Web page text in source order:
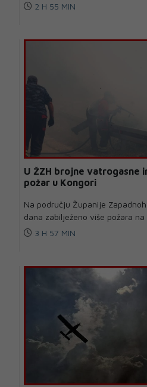
2 H 55 MIN
U ŽZH brojne vatrogasne
požar u Kongori
Na području Županije
dana zabilježeno više požara na
3 H 57 MIN